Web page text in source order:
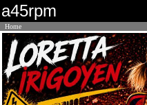
a45rpm
Home